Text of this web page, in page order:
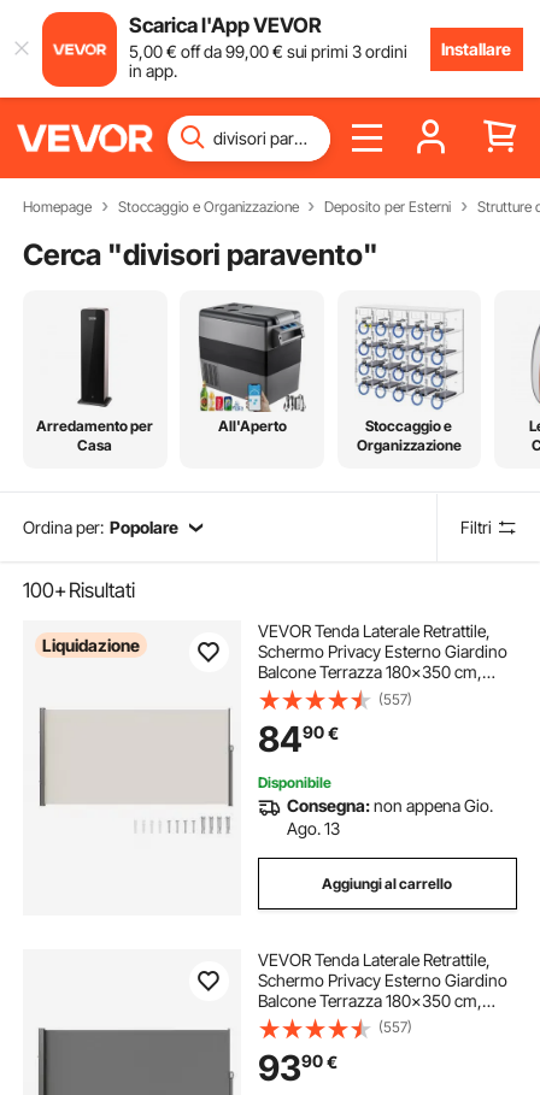
Scarica l'App VEVOR
5,00€ off da99,00€ sui primi 3 ordini
in app.
Installare
Homepage Stoccaggio e Organizzazione Deposito per Esterni Strutture
Cerca "divisori paravento"
Arredamento per
Casa
All'Aperto
Stoccaggio e
Organizzazione
Ordina per: Popolare Filtri
100+Risultati
Liquidazione
VEVOR Tenda Laterale Retrattile,
Schermo Privacy Esterno Giardino
Balcone Terrazza 180x350 cm,
Frangivista Retrattile Poliestere
180g Impermeabile, UV30+
Paravento Divisorio per Cortile
Balcone Beige
(557)
8490€
Disponibile
Consegna:non appena Gio.
Ago. 13
Aggiungi al carrello
VEVOR Tenda Laterale Retrattile,
Schermo Privacy Esterno Giardino
Balcone Terrazza 180x350 cm,
Frangivista Retrattile Poliestere
180g Impermeabile, UV30+
Paravento Divisorio per Cortile
Balcone Grigio
(557)
9390€